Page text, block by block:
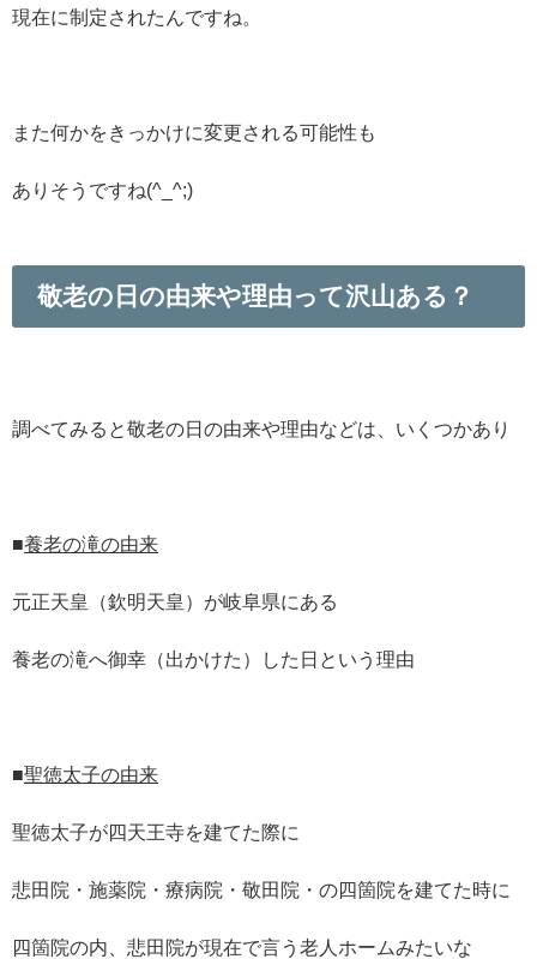
現在に制定されたんですね。
また何かをきっかけに変更される可能性も
ありそうですね(^_^;)
敬老の日の由来や理由って沢山ある？
調べてみると敬老の日の由来や理由などは、いくつかあり
■養老の滝の由来
元正天皇（欽明天皇）が岐阜県にある
養老の滝へ御幸（出かけた）した日という理由
■聖徳太子の由来
聖徳太子が四天王寺を建てた際に
悲田院・施薬院・療病院・敬田院・の四箇院を建てた時に
四箇院の内、悲田院が現在で言う老人ホームみたいな